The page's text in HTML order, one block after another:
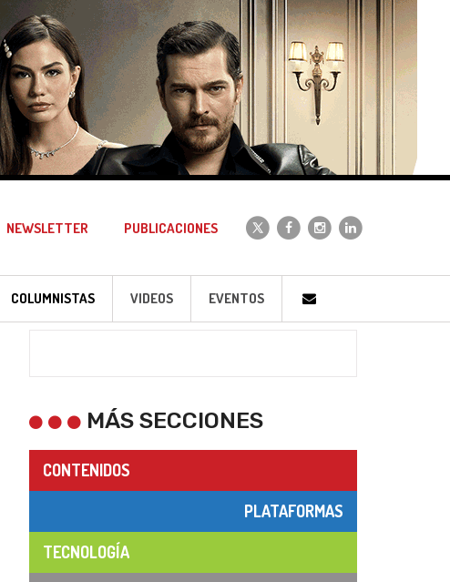
NEWSLETTER PUBLICACIONES
COLUMNISTAS VIDEOS EVENTOS
MÁS SECCIONES
CONTENIDOS
PLATAFORMAS
TECNOLOGÍA